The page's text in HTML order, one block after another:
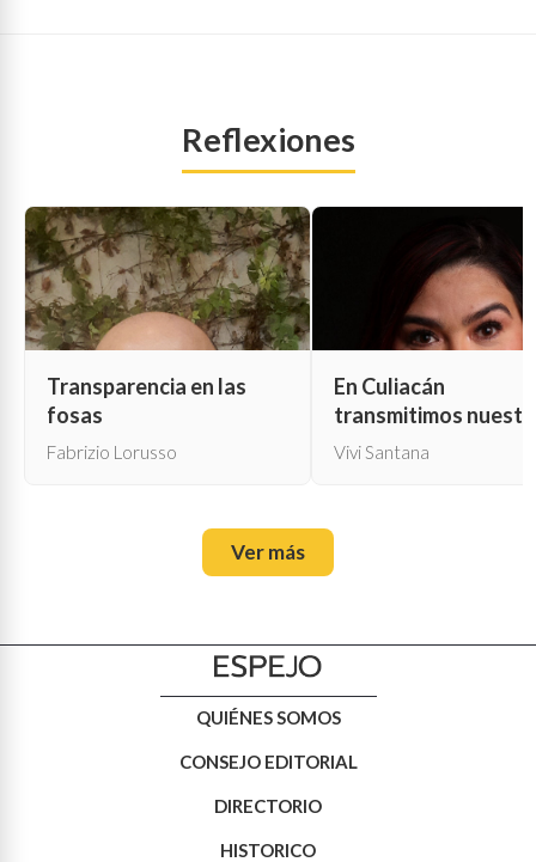
Reflexiones
Transparencia en las
fosas
Fabrizio Lorusso
En Culiacán
transmitimos
propia muerte
Vivi Santana
Ver más
QUIÉNES SOMOS
CONSEJO EDITORIAL
DIRECTORIO
HISTORICO